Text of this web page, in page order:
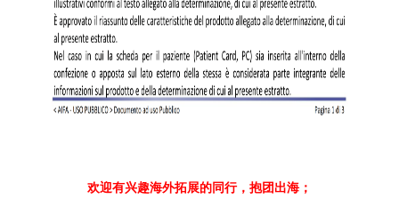
欢迎有兴趣海外拓展的同行，抱团出海；